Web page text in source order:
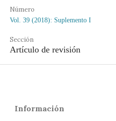
Número
Vol. 39 (2018): Suplemento I
Sección
Artículo de revisión
Información